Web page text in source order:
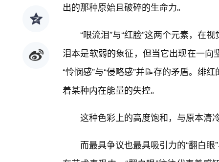
出的那种原始且破碎的生命力。
“眼流泪”与“红脸”这两个元素，在
泪本是软弱的象征，但当它出现在一
“怜悯感”与“侵略感”并📝存的矛盾。绯
着某种内在能量的失控。
这种色彩上的高度饱和，与原本清
而最具争议也最具吸引力的“翻白